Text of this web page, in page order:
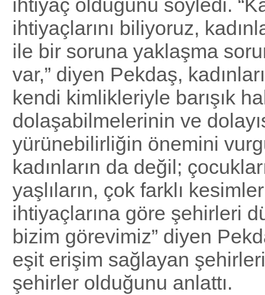
ihtiyaç olduğunu söyledi.
ihtiyaçlarını biliyoruz,
ile bir soruna yaklaşma
var,” diyen Pekdaş,
kendi kimlikleriyle barışık
dolaşabilmelerinin ve
yürünebilirliğin önemini
kadınların da değil;
yaşlıların, çok farklı
ihtiyaçlarına göre şehirleri
bizim görevimiz” diyen
eşit erişim sağlayan
şehirler olduğunu anlattı.